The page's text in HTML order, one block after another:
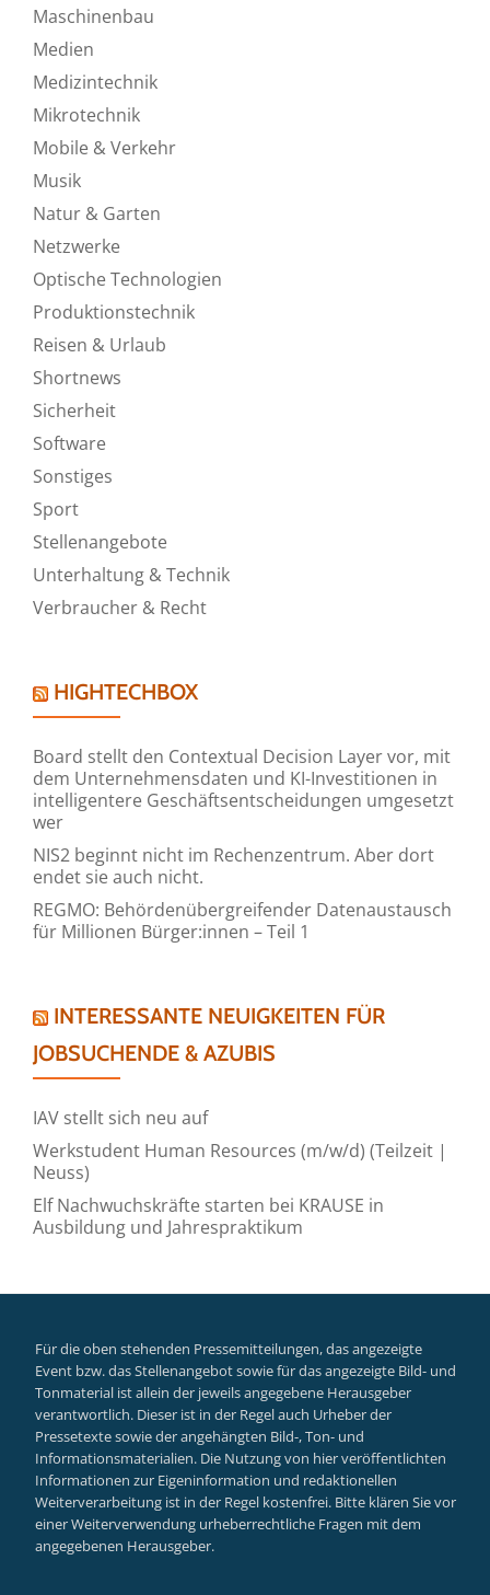
Maschinenbau
Medien
Medizintechnik
Mikrotechnik
Mobile & Verkehr
Musik
Natur & Garten
Netzwerke
Optische Technologien
Produktionstechnik
Reisen & Urlaub
Shortnews
Sicherheit
Software
Sonstiges
Sport
Stellenangebote
Unterhaltung & Technik
Verbraucher & Recht
HIGHTECHBOX
Board stellt den Contextual Decision Layer vor, mit
dem Unternehmensdaten und KI-Investitionen in
intelligentere Geschäftsentscheidungen umgesetzt
wer
NIS2 beginnt nicht im Rechenzentrum. Aber dort
endet sie auch nicht.
REGMO: Behördenübergreifender Datenaustausch
für Millionen Bürger:innen – Teil 1
INTERESSANTE NEUIGKEITEN FÜR
JOBSUCHENDE & AZUBIS
IAV stellt sich neu auf
Werkstudent Human Resources (m/w/d) (Teilzeit |
Neuss)
Elf Nachwuchskräfte starten bei KRAUSE in
Ausbildung und Jahrespraktikum
Für die oben stehenden Pressemitteilungen, das angezeigte
Event bzw. das Stellenangebot sowie für das angezeigte Bild- und
Tonmaterial ist allein der jeweils angegebene Herausgeber
verantwortlich. Dieser ist in der Regel auch Urheber der
Pressetexte sowie der angehängten Bild-, Ton- und
Informationsmaterialien. Die Nutzung von hier veröffentlichten
Informationen zur Eigeninformation und redaktionellen
Weiterverarbeitung ist in der Regel kostenfrei. Bitte klären Sie vor
einer Weiterverwendung urheberrechtliche Fragen mit dem
angegebenen Herausgeber.